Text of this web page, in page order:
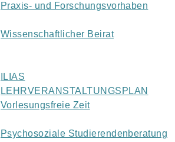
Praxis- und Forschungsvorhaben
Wissenschaftlicher Beirat
ILIAS
LEHRVERANSTALTUNGSPLAN
Vorlesungsfreie Zeit
Psychosoziale Studierendenberatung